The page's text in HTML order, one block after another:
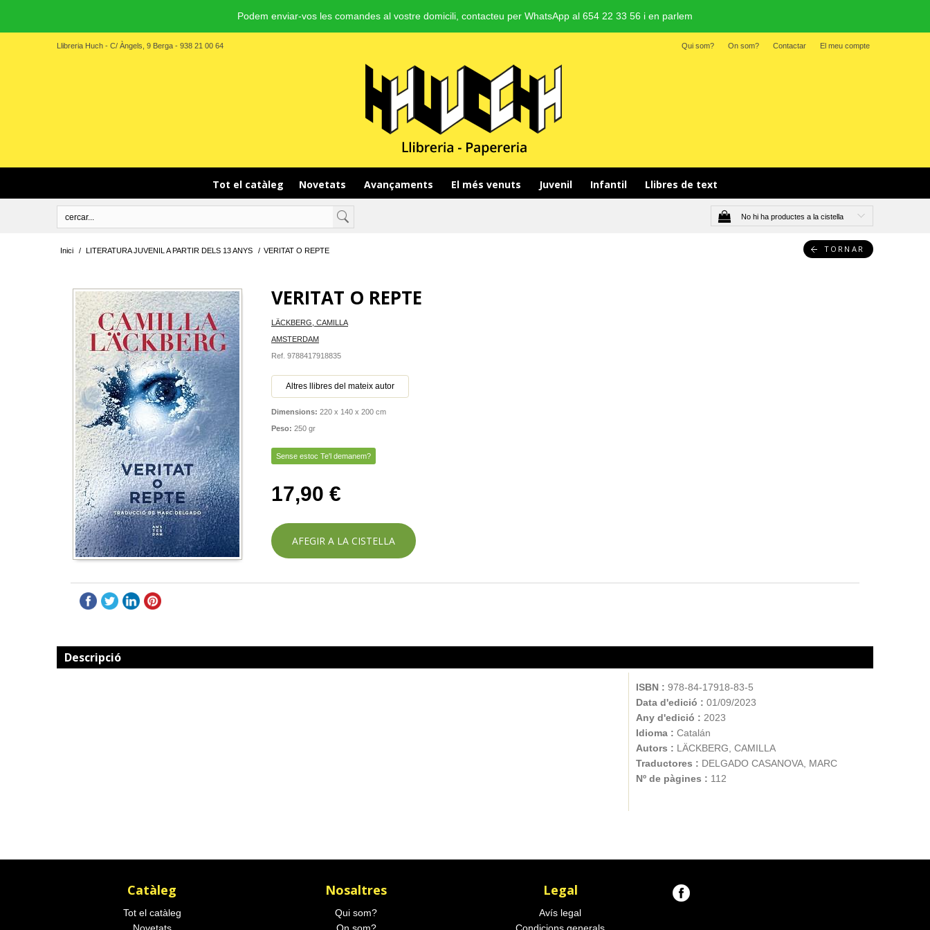
Podem enviar-vos les comandes al vostre domicili, contacteu per WhatsApp al 654 22 33 56 i en parlem
Llibreria Huch - C/ Àngels, 9 Berga - 938 21 00 64 Qui som? On som? Contactar El meu compte
Tot el catàleg Novetats Avançaments El més venuts Juvenil Infantil Llibres de text
No hi ha productes a la cistella
Inici / LITERATURA JUVENIL A PARTIR DELS 13 ANYS / VERITAT O REPTE TORNAR
VERITAT O REPTE
LÄCKBERG, CAMILLA
AMSTERDAM
Ref. 9788417918835
Altres llibres del mateix autor
Dimensions: 220 x 140 x 200 cm
Peso: 250 gr
Sense estoc Te'l demanem?
17,90 €
AFEGIR A LA CISTELLA
Descripció
ISBN : 978-84-17918-83-5
Data d'edició : 01/09/2023
Any d'edició : 2023
Idioma : Catalán
Autors : LÄCKBERG, CAMILLA
Traductores : DELGADO CASANOVA, MARC
Nº de pàgines : 112
Catàleg
Tot el catàleg
Nosaltres
Qui som?
Legal
Avís legal